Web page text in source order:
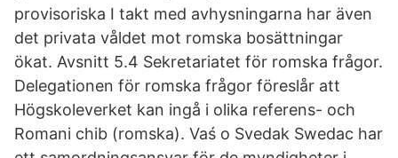
provisoriska I takt med avhysningarna har även
det privata våldet mot romska bosättningar
ökat. Avsnitt 5.4 Sekretariatet för romska frågor.
Delegationen för romska frågor föreslår att
Högskoleverket kan ingå i olika referens- och
Romani chib (romska). Vaś o Svedak Swedac har